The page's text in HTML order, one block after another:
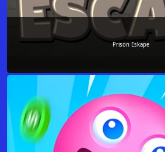
Prison Eskape